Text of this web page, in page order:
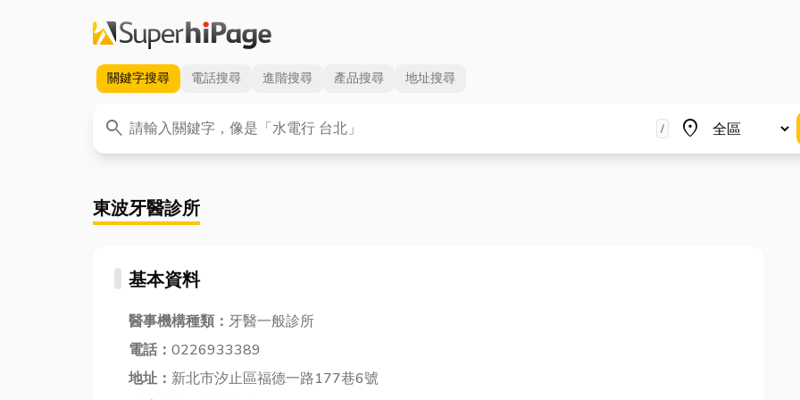
關鍵字搜尋 電話搜尋 進階搜尋 產品搜尋 地址搜尋
search
關鍵字 / place
地區
東波牙醫診所
基本資料
醫事機構種類： 牙醫一般診所
電話： 0226933389
地址： 新北市汐止區福德一路177巷6號